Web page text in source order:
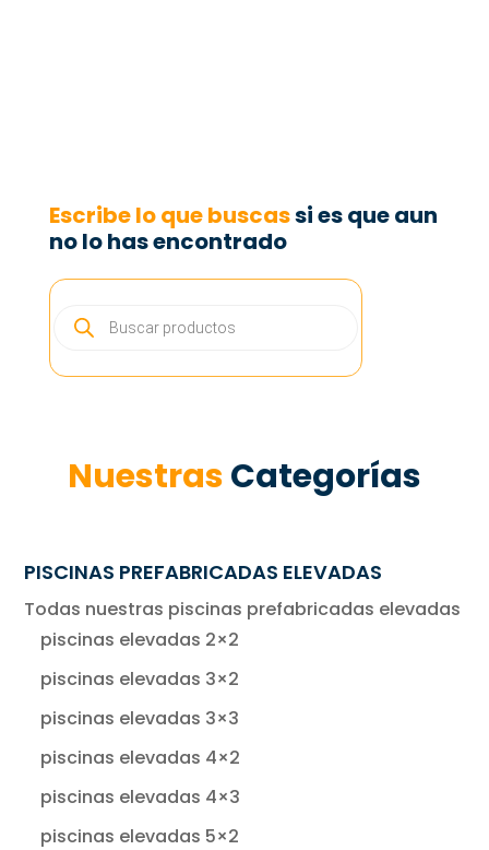
Escribe lo que buscassi es que aun
no lo has encontrado
NuestrasCategorías
PISCINAS PREFABRICADAS ELEVADAS
Todas nuestras piscinas prefabricadas elevadas
piscinas elevadas 2×2
piscinas elevadas 3×2
piscinas elevadas 3×3
piscinas elevadas 4×2
piscinas elevadas 4×3
piscinas elevadas 5×2